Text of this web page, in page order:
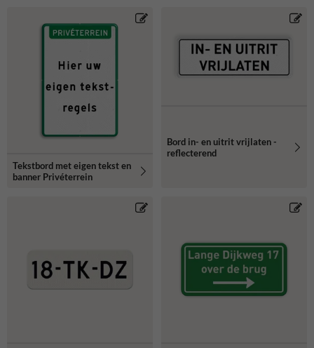
Tekstbord met eigen tekst en
banner Privéterrein
Bord in- en uitrit vrijlaten -
reflecterend